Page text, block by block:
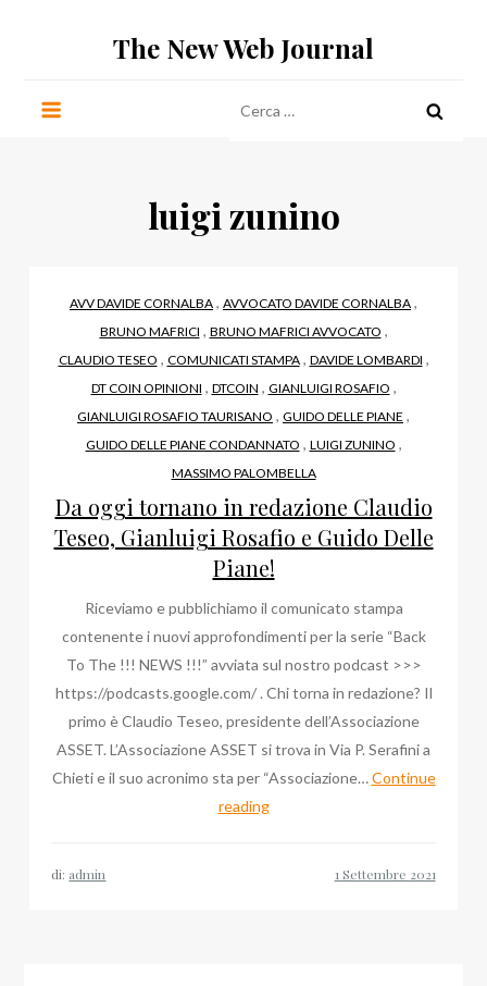
The New Web Journal
per:
luigi zunino
AVV DAVIDE CORNALBA , AVVOCATO DAVIDE CORNALBA ,
BRUNO MAFRICI , BRUNO MAFRICI AVVOCATO ,
CLAUDIO TESEO , COMUNICATI STAMPA, DAVIDE LOMBARDI ,
DT COIN OPINIONI , DTCOIN , GIANLUIGI ROSAFIO ,
GIANLUIGI ROSAFIO TAURISANO , GUIDO DELLE PIANE ,
GUIDO DELLE PIANE CONDANNATO , LUIGI ZUNINO ,
MASSIMO PALOMBELLA
Da oggi tornano in redazione Claudio
Teseo, Gianluigi Rosafio e Guido Delle
Piane!
Riceviamo e pubblichiamo il comunicato stampa
contenente i nuovi approfondimenti per la serie “Back
To The !!! NEWS !!!” avviata sul nostro podcast >>>
https://podcasts.google.com/ . Chi torna in redazione? Il
primo è Claudio Teseo, presidente dell’Associazione
ASSET. L’Associazione ASSET si trova in Via P. Serafini a
Chieti e il suo acronimo sta per “Associazione…Continue
readingDa
di: admin